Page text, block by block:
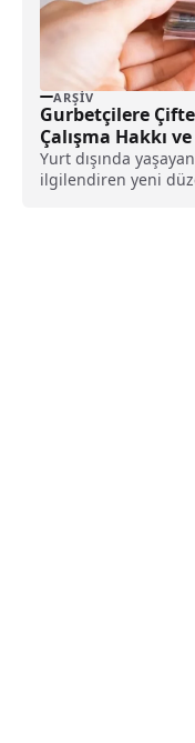
ARŞIV
Gurbetçilere
Çalışma Hakkı
Geliyor
Yurt dışında
ilgilendiren yeni